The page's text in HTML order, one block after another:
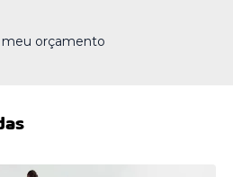
meu orçamento